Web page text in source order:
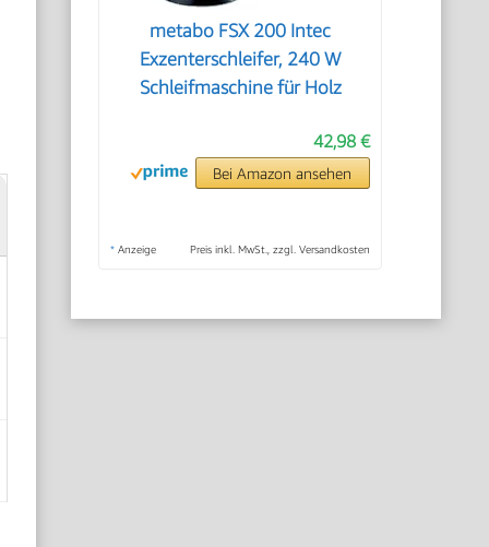
metabo FSX 200 Intec
Exzenterschleifer, 240 W
Schleifmaschine für Holz
42,98 €
Bei Amazon ansehen
* Anzeige Preis inkl. MwSt., zzgl. Versandkosten